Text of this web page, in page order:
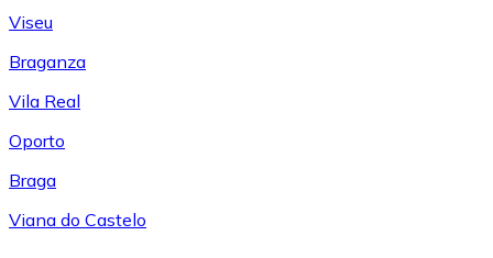
Viseu
Braganza
Vila Real
Oporto
Braga
Viana do Castelo